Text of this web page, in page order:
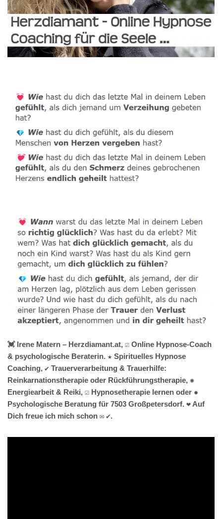
💓️ Irene Matern – Herzdiamant.at, ☑️ Online Hypnose-Coach
& psychologische Beraterin. ★ Spirituelles Hypnose
Coaching, ✔️ Trauerverarbeitung & Trauerhilfe:
Reinkarnationstherapie oder Rückführungstherapie, ✺
Energiearbeit & Reiki, ☑️ Hypnosetherapie lernen oder ✹
Psychologische Beratung für 7503 Großpetersdorf. ❤ Auf
Dich freue ich mich schon ✉ ✔.